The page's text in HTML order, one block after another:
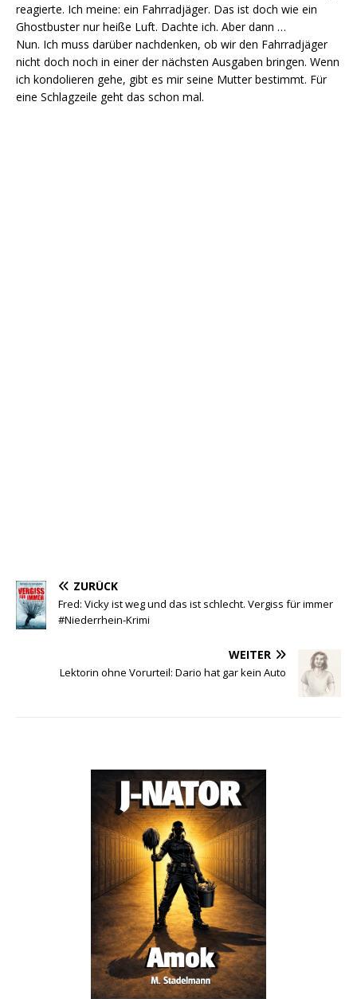
reagierte. Ich meine: ein Fahrradjäger. Das ist doch wie ein
Ghostbuster nur heiße Luft. Dachte ich. Aber dann …
Nun. Ich muss darüber nachdenken, ob wir den Fahrradjäger
nicht doch noch in einer der nächsten Ausgaben bringen. Wenn
ich kondolieren gehe, gibt es mir seine Mutter bestimmt. Für
eine Schlagzeile geht das schon mal.
ZURÜCK
Fred: Vicky ist weg und das ist schlecht. Vergiss für immer
#Niederrhein-Krimi
WEITER
Lektorin ohne Vorurteil: Dario hat gar kein Auto